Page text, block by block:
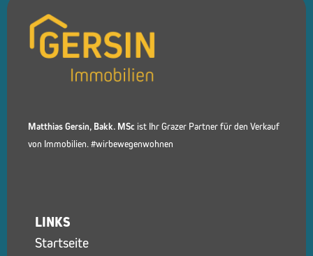
Matthias Gersin, Bakk. MSc ist Ihr Grazer Partner für den Verkauf
von Immobilien. #wirbewegenwohnen
LINKS
Startseite